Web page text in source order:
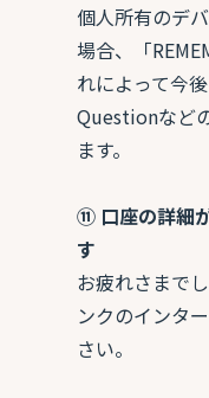
個人所有のデ
場合、「
れによって今
Questionなど
ます。
⑪ 口座の詳細
す
お疲れさまで
ンクのインタ
さい。